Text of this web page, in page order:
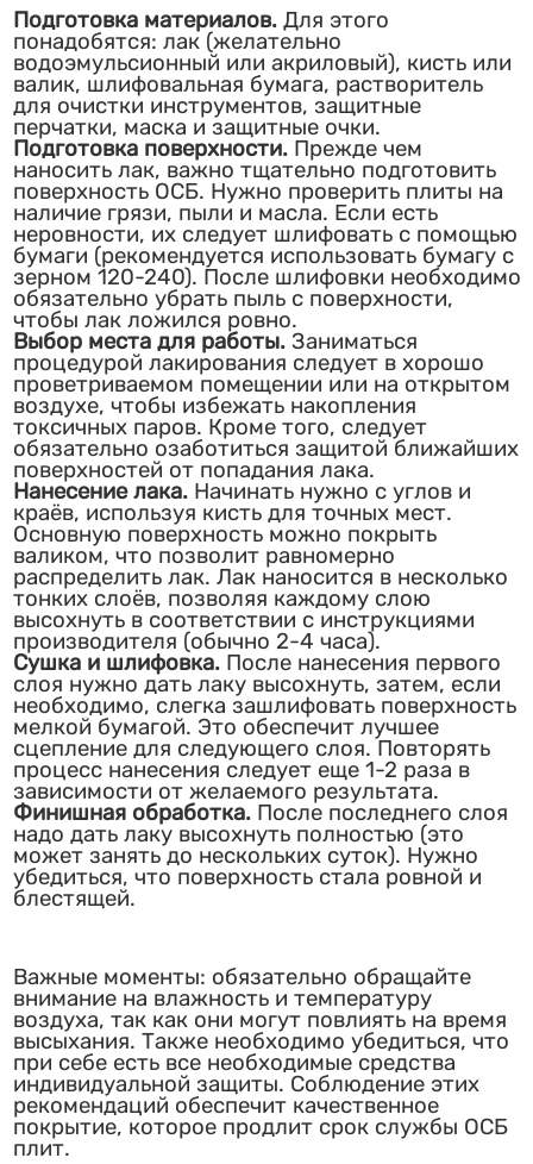
Подготовка материалов.Для этого
понадобятся: лак (желательно
водоэмульсионный или акриловый), кисть или
валик, шлифовальная бумага, растворитель
для очистки инструментов, защитные
перчатки, маска и защитные очки.
Подготовка поверхности.Прежде чем
наносить лак, важно тщательно подготовить
поверхность ОСБ. Нужно проверить плиты на
наличие грязи, пыли и масла. Если есть
неровности, их следует шлифовать с помощью
бумаги (рекомендуется использовать бумагу с
зерном 120-240). После шлифовки необходимо
обязательно убрать пыль с поверхности,
чтобы лак ложился ровно.
Выбор места для работы.Заниматься
процедурой лакирования следует в хорошо
проветриваемом помещении или на открытом
воздухе, чтобы избежать накопления
токсичных паров. Кроме того, следует
обязательно озаботиться защитой ближайших
поверхностей от попадания лака.
Нанесение лака.Начинать нужно с углов и
краёв, используя кисть для точных мест.
Основную поверхность можно покрыть
валиком, что позволит равномерно
распределить лак. Лак наносится в несколько
тонких слоёв, позволяя каждому слою
высохнуть в соответствии с инструкциями
производителя (обычно 2-4 часа).
Сушка и шлифовка.После нанесения первого
слоя нужно дать лаку высохнуть, затем, если
необходимо, слегка зашлифовать поверхность
мелкой бумагой. Это обеспечит лучшее
сцепление для следующего слоя. Повторять
процесс нанесения следует еще 1-2 раза в
зависимости от желаемого результата.
Финишная обработка.После последнего слоя
надо дать лаку высохнуть полностью (это
может занять до нескольких суток). Нужно
убедиться, что поверхность стала ровной и
блестящей.
Важные моменты: обязательно обращайте
внимание на влажность и температуру
воздуха, так как они могут повлиять на время
высыхания. Также необходимо убедиться, что
при себе есть все необходимые средства
индивидуальной защиты. Соблюдение этих
рекомендаций обеспечит качественное
покрытие, которое продлит срок службы ОСБ
плит.